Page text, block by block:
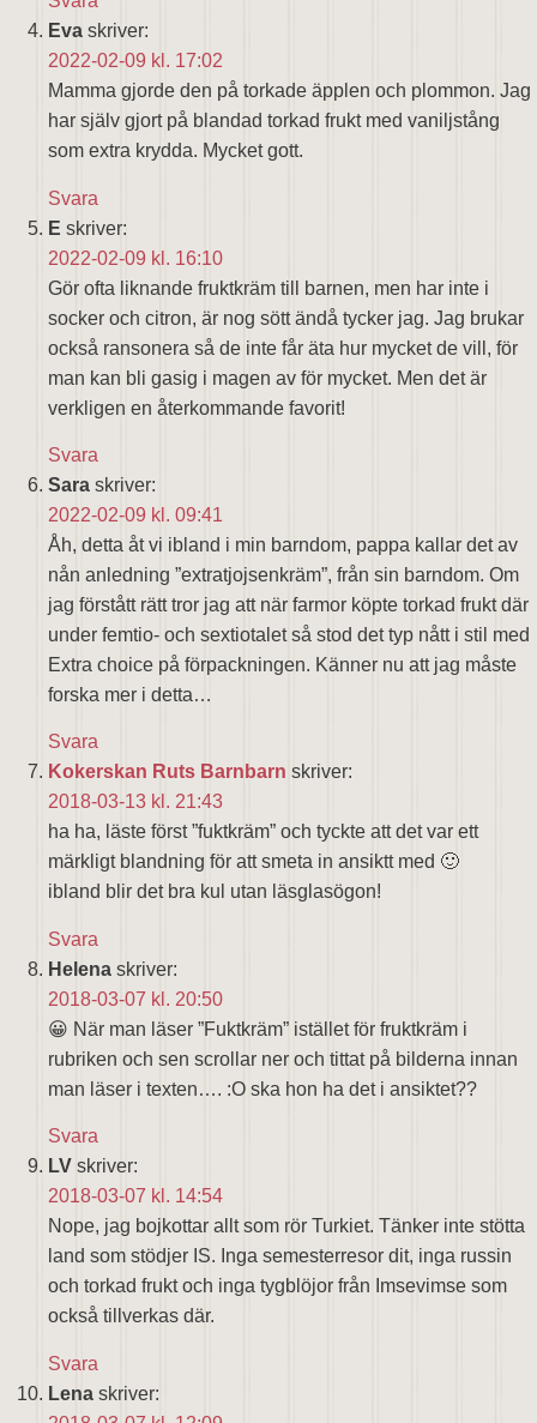
Eva skriver:
2022-02-09 kl. 17:02
Mamma gjorde den på torkade äpplen och plommon. Jag
har själv gjort på blandad torkad frukt med vaniljstång
som extra krydda. Mycket gott.
Svara
E skriver:
2022-02-09 kl. 16:10
Gör ofta liknande fruktkräm till barnen, men har inte i
socker och citron, är nog sött ändå tycker jag. Jag brukar
också ransonera så de inte får äta hur mycket de vill, för
man kan bli gasig i magen av för mycket. Men det är
verkligen en återkommande favorit!
Svara
Sara skriver:
2022-02-09 kl. 09:41
Åh, detta åt vi ibland i min barndom, pappa kallar det av
nån anledning ”extratjojsenkräm”, från sin barndom. Om
jag förstått rätt tror jag att när farmor köpte torkad frukt där
under femtio- och sextiotalet så stod det typ nått i stil med
Extra choice på förpackningen. Känner nu att jag måste
forska mer i detta…
Svara
Kokerskan Ruts Barnbarn skriver:
2018-03-13 kl. 21:43
ha ha, läste först ”fuktkräm” och tyckte att det var ett
märkligt blandning för att smeta in ansiktt med 🙂
ibland blir det bra kul utan läsglasögon!
Svara
Helena skriver:
2018-03-07 kl. 20:50
😀 När man läser ”Fuktkräm” istället för fruktkräm i
rubriken och sen scrollar ner och tittat på bilderna innan
man läser i texten…. :O ska hon ha det i ansiktet??
Svara
LV skriver:
2018-03-07 kl. 14:54
Nope, jag bojkottar allt som rör Turkiet. Tänker inte stötta
land som stödjer IS. Inga semesterresor dit, inga russin
och torkad frukt och inga tygblöjor från Imsevimse som
också tillverkas där.
Svara
Lena skriver: